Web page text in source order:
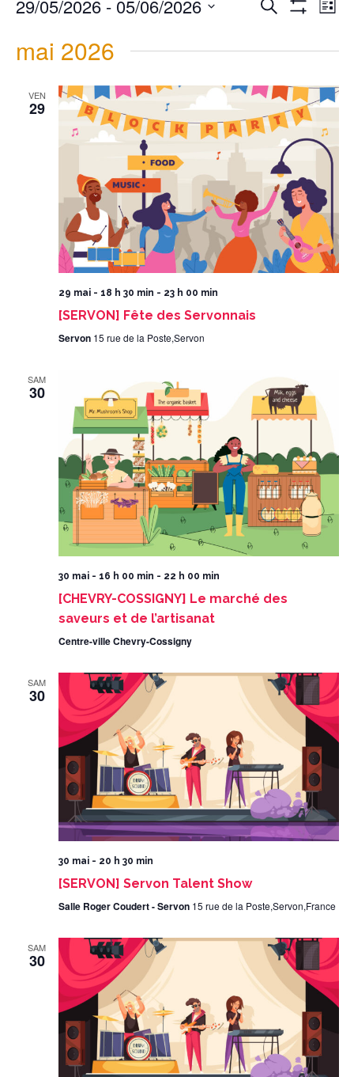
navigation
deRecherche
vues
Évènement
List
29/05/2026 - 05/06/2026
mai 2026
VEN
29
29 mai - 18 h 30 min - 23 h 00 min
[SERVON] Fête des Servonnais
Servon 15 rue de la Poste,Servon
SAM
30
30 mai - 16 h 00 min - 22 h 00 min
[CHEVRY-COSSIGNY] Le marché des
saveurs et de l’artisanat
Centre-ville Chevry-Cossigny
SAM
30
30 mai - 20 h 30 min
[SERVON] Servon Talent Show
Salle Roger Coudert - Servon 15 rue de la Poste,Servon,France
SAM
30